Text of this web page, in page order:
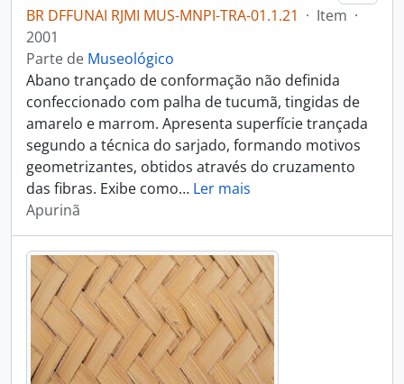
BR DFFUNAI RJMI MUS-MNPI-TRA-01.1.21 · Item ·
2001
Parte de Museológico
Abano trançado de conformação não definida
confeccionado com palha de tucumã, tingidas de
amarelo e marrom. Apresenta superfície trançada
segundo a técnica do sarjado, formando motivos
geometrizantes, obtidos através do cruzamento
das fibras. Exibe como… Ler mais
Apurinã